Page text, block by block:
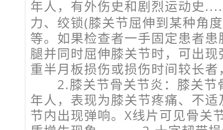
年人，有外伤史和剧烈运动史
力、绞锁(膝关节屈伸到某种角
等。如果检查者一手固定患者
腿并同时屈伸膝关节时，可出
重半月板损伤或损伤时间较长
2.膝关节骨关节炎：膝关节
年人，表现为膝关节疼痛、不
节内出现弹响。X线片可见骨关